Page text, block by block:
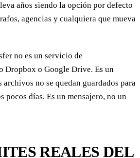
años siendo la opción por defecto
agencias y cualquiera que mueva
no es un servicio de
Dropbox o Google Drive. Es un
no se quedan guardados para
pocos días. Es un mensajero, no un
REALES DEL